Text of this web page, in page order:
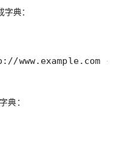
典：
www.example.com -
典：